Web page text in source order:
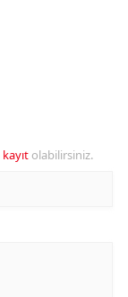
kayıt olabilirsiniz.